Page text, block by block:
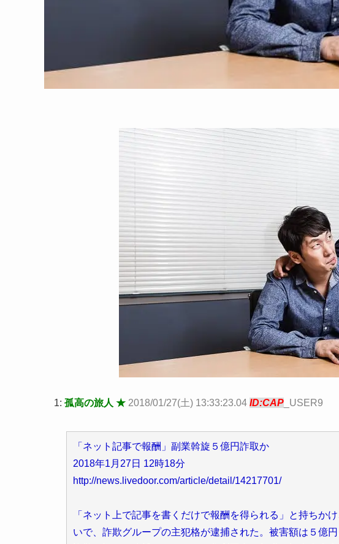
1: 孤高の旅人 ★ 2018/01/27(土) 13:33:23.04 ID:CAP _USER9
「ネット記事で報酬」副業斡旋５億円詐取か
2018年1月27日 12時18分
http://news.livedoor.com/article/detail/14217701/
「ネット上で記事を書くだけで報酬を得られる」と持ちか
いで、詐欺グループの主犯格が逮捕された。被害額は５億円